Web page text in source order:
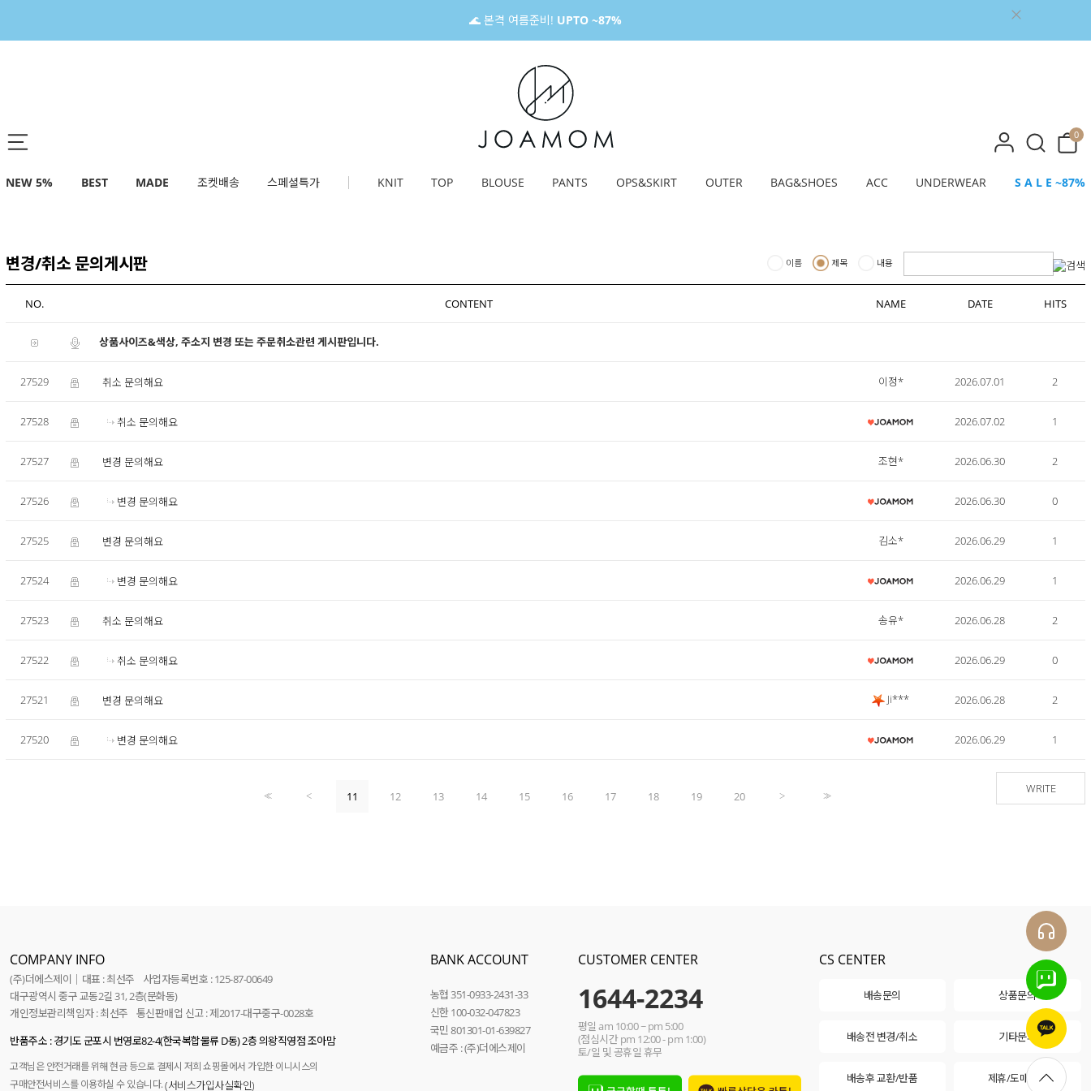
🌊 본격 여름준비! UPTO ~87%
0
NEW 5% BEST MADE 조켓배송 스페셜특가 KNIT TOP BLOUSE PANTS OPS&SKIRT OUTER BAG&SHOES ACC UNDERWEAR S A L E ~87%
변경/취소 문의게시판 이름 제목 내용
NO. CONTENT NAME DATE HITS
상품사이즈&색상, 주소지 변경 또는 주문취소관련 게시판입니다.
27529 취소 문의해요 이정* 2026.07.01 2
27528 취소 문의해요 2026.07.02 1
27527 변경 문의해요 조현* 2026.06.30 2
27526 변경 문의해요 2026.06.30 0
27525 변경 문의해요 김소* 2026.06.29 1
27524 변경 문의해요 2026.06.29 1
27523 취소 문의해요 송유* 2026.06.28 2
27522 취소 문의해요 2026.06.29 0
27521 변경 문의해요 Ji*** 2026.06.28 2
27520 변경 문의해요 2026.06.29 1
WRITE
<< < 11 12 13 14 15 16 17 18 19 20 > >>
COMPANY INFO
(주)더에스제이│대표 : 최선주 사업자등록번호 : 125-87-00649
대구광역시 중구 교동2길 31, 2층(문화동)
개인정보관리책임자 : 최선주 통신판매업 신고 : 제2017-대구중구-0028호
반품주소 : 경기도 군포시 번영로82-4(한국복합물류 D동) 2층 의왕직영점 조아맘
고객님은 안전거래를 위해 현금 등으로 결제시 저희 쇼핑몰에서 가입한 이니시스의
구매안전서비스를 이용하실 수 있습니다.(서비스가입사실확인)
BANK ACCOUNT
농협 351-0933-2431-33
신한 100-032-047823
국민 801301-01-639827
예금주 : (주)더에스제이
CUSTOMER CENTER
1644-2234
평일 am 10:00 ~ pm 5:00
(점심시간 pm 12:00 - pm 1:00)
토/일 및 공휴일 휴무
CS CENTER
배송문의 상품문의
배송전 변경/취소 기타문의
배송후 교환/반품 제휴/도매문의